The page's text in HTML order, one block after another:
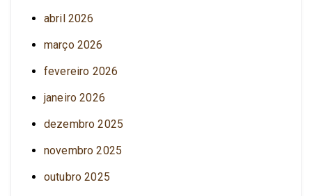
abril 2026
março 2026
fevereiro 2026
janeiro 2026
dezembro 2025
novembro 2025
outubro 2025